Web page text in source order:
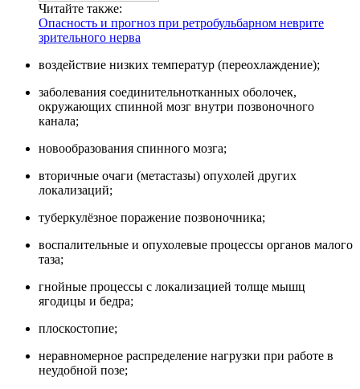
Читайте также:
Опасность и прогноз при ретробульбарном неврите
зрительного нерва
воздействие низких температур (переохлаждение);
заболевания соединительнотканных оболочек,
окружающих спинной мозг внутри позвоночного
канала;
новообразования спинного мозга;
вторичные очаги (метастазы) опухолей других
локализаций;
туберкулёзное поражение позвоночника;
воспалительные и опухолевые процессы органов малого
таза;
гнойные процессы с локализацией толще мышц
ягодицы и бедра;
плоскостопие;
неравномерное распределение нагрузки при работе в
неудобной позе;